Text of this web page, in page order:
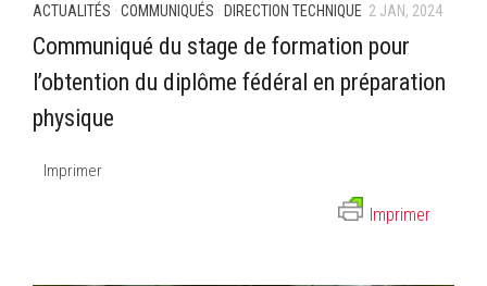
ACTUALITÉS · COMMUNIQUÉS · DIRECTION TECHNIQUE 2 JAN, 2024
Communiqué du stage de formation pour
l’obtention du diplôme fédéral en préparation
physique
Imprimer
Imprimer